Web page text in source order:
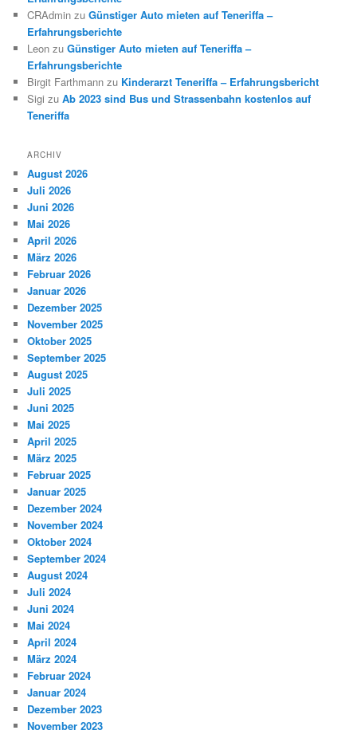
CRAdmin zuGünstiger Auto mieten auf Teneriffa –
Erfahrungsberichte
Leon zuGünstiger Auto mieten auf Teneriffa –
Erfahrungsberichte
Birgit Farthmann zu Kinderarzt Teneriffa – Erfahrungsbericht
Sigi zuAb 2023 sind Bus und Strassenbahn kostenlos auf
Teneriffa
ARCHIV
August 2026
Juli 2026
Juni 2026
Mai 2026
April 2026
März 2026
Februar 2026
Januar 2026
Dezember 2025
November 2025
Oktober 2025
September 2025
August 2025
Juli 2025
Juni 2025
Mai 2025
April 2025
März 2025
Februar 2025
Januar 2025
Dezember 2024
November 2024
Oktober 2024
September 2024
August 2024
Juli 2024
Juni 2024
Mai 2024
April 2024
März 2024
Februar 2024
Januar 2024
Dezember 2023
November 2023